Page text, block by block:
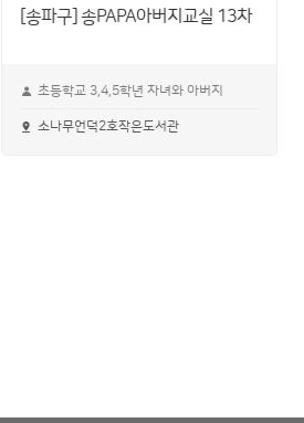
[송파구] 송PAPA아버지교실 13차
초등학교 3,4,5학년 자녀와 아버지
소나무언덕2호작은도서관